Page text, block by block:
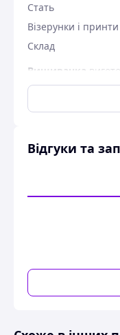
Стать
Візерунки і принти
Склад
Вишиванка
ексклюзивним
роздріб.
Вишиванка
вироби у своєму
як оптом, так і
Відгуки та